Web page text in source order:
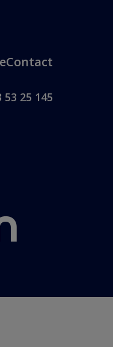
Contact
53 25 145